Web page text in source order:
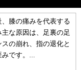
、膝の痛みを代表する
主な原因は、足裏の足
スの崩れ、指の退化と
です。...